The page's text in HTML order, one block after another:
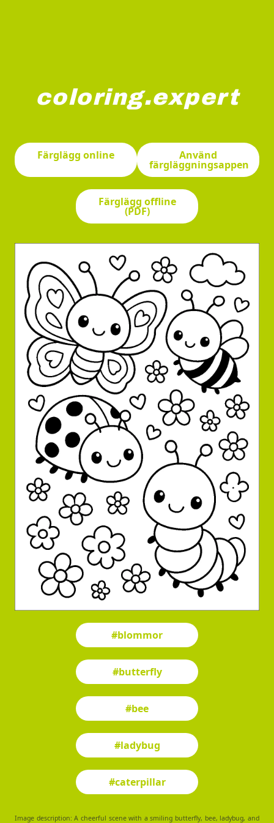
coloring.expert
Färglägg online
Använd
färgläggningsappen
Färglägg offline
(PDF)
#blommor
#butterfly
#bee
#ladybug
#caterpillar
Image description: A cheerful scene with a smiling butterfly, bee, ladybug, and